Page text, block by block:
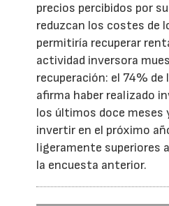
precios percibidos por
reduzcan los costes de
permitiría recuperar
actividad inversora
recuperación: el 74%
afirma haber realizado
los últimos doce meses
invertir en el próximo
ligeramente superiores
la encuesta anterior.